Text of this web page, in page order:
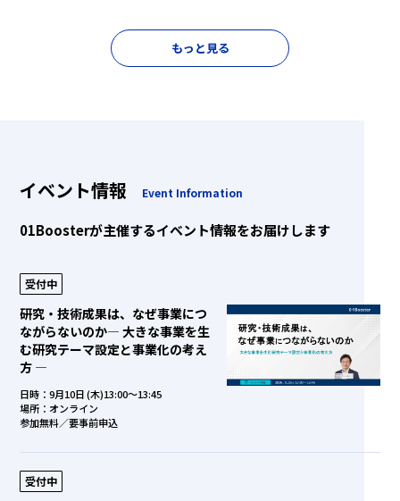
もっと見る
イベント情報 Event Information
01Boosterが主催するイベント情報をお届けします
受付中
研究・技術成果は、なぜ事業につ
ながらないのか― 大きな事業を生
む研究テーマ設定と事業化の考え
方 ―
日時：9月10日 (木)13:00～13:45
場所：オンライン
参加無料／要事前申込
受付中